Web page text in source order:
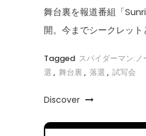
舞台裏を報道番組「
開。今までシークレッ
Tagged スパイダーマン:
選 , 舞台裏 , 落選 , 試写会
Discover